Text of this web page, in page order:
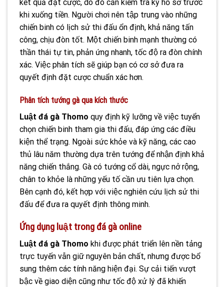
kết quả đặt cược, do đó cần kiểm tra kỹ hồ sơ trước
khi xuống tiền. Người chơi nên tập trung vào những
chiến binh có lịch sử thi đấu ổn định, khả năng tấn
công, chịu đòn tốt. Một chiến binh mạnh thường có
thần thái tự tin, phản ứng nhanh, tốc độ ra đòn chính
xác. Việc phân tích sẽ giúp bạn có cơ sở đưa ra
quyết định đặt cược chuẩn xác hơn.
Phân tích tướng gà qua kích thước
Luật đá gà Thomo quy định kỹ lưỡng về việc tuyển
chọn chiến binh tham gia thi đấu, đáp ứng các điều
kiện thể trạng. Ngoài sức khỏe và kỹ năng, các cao
thủ lâu năm thường dựa trên tướng để nhận định khả
năng chiến thắng. Gà có tướng cổ dài, ngực nở rộng,
chân to khỏe là những yếu tố cần ưu tiên lựa chọn.
Bên cạnh đó, kết hợp với việc nghiên cứu lịch sử thi
đấu để đưa ra quyết định thông minh.
Ứng dụng luật trong đá gà online
Luật đá gà Thomo khi được phát triển lên nền tảng
trực tuyến vẫn giữ nguyên bản chất, nhưng được bổ
sung thêm các tính năng hiện đại. Sự cải tiến vượt
bậc về giao diện cũng như tốc độ xử lý đã khiến